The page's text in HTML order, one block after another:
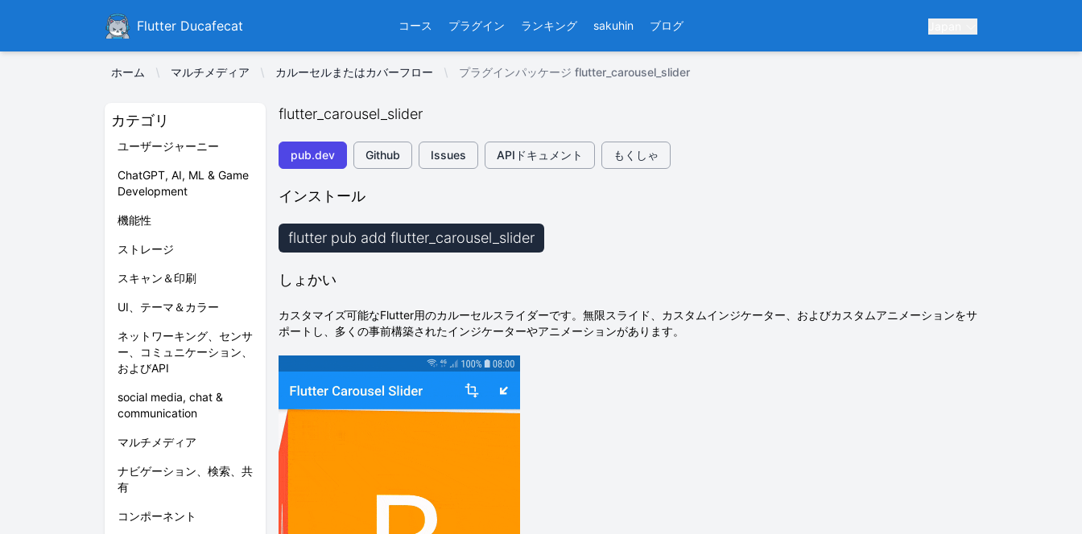
DucafecatFlutter Ducafecat コース プラグイン ランキング sakuhin ブログ
ホーム マルチメディア カルーセルまたはカバーフロー プラグインパッケージ flutter_carousel_slider
カテゴリ
ユーザージャーニー
ChatGPT, AI, ML & Game
Development
機能性
ストレージ
スキャン＆印刷
UI、テーマ＆カラー
ネットワーキング、センサ
ー、コミュニケーション、
およびAPI
social media, chat &
communication
マルチメディア
ナビゲーション、検索、共
有
コンポーネント
flutter_carousel_slider
pub.dev Github Issues APIドキュメント もくしゃ
インストール
flutter pub add flutter_carousel_slider
しょかい
カスタマイズ可能なFlutter用のカルーセルスライダーです。無限スライド、カスタムインジケーター、およびカスタムアニメーションをサ
ポートし、多くの事前構築されたインジケーターやアニメーションがあります。